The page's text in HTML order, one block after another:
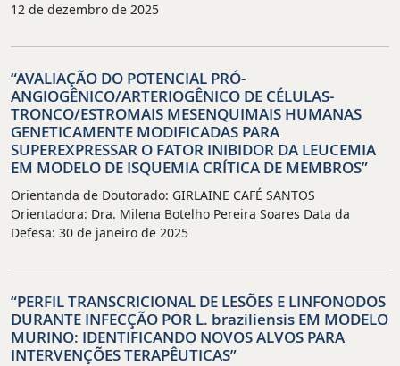
VIAS
E
ESTRUTURAS
CELL-
IN-
CELL
NO
CARCINOMA
ORAL
DE
ESCAMOSAS”
12 de dezembro de 2025
“AVALIAÇÃO DO POTENCIAL PRÓ-
ANGIOGÊNICO/ARTERIOGÊNICO DE CÉLULAS-
TRONCO/ESTROMAIS MESENQUIMAIS HUMANAS
GENETICAMENTE MODIFICADAS PARA
SUPEREXPRESSAR O FATOR INIBIDOR DA LEUCEMIA
EM MODELO DE ISQUEMIA CRÍTICA DE MEMBROS”
Orientanda de Doutorado: GIRLAINE CAFÉ SANTOS
Orientadora: Dra. Milena Botelho Pereira Soares Data da
Defesa: 30 de janeiro de 2025
“PERFIL TRANSCRICIONAL DE LESÕES E LINFONODOS
DURANTE INFECÇÃO POR L. braziliensis EM MODELO
MURINO: IDENTIFICANDO NOVOS ALVOS PARA
INTERVENÇÕES TERAPÊUTICAS”